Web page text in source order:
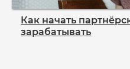
Как начать
зарабатывать